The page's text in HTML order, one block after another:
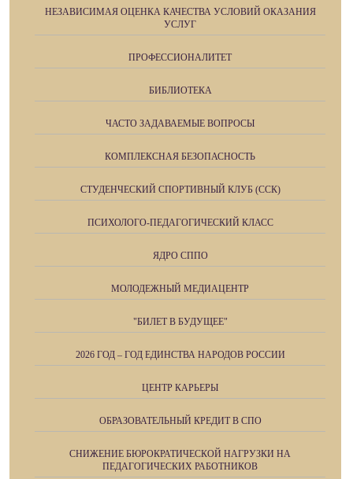
НЕЗАВИСИМАЯ ОЦЕНКА КАЧЕСТВА УСЛОВИЙ ОКАЗАНИЯ
УСЛУГ
ПРОФЕССИОНАЛИТЕТ
БИБЛИОТЕКА
ЧАСТО ЗАДАВАЕМЫЕ ВОПРОСЫ
КОМПЛЕКСНАЯ БЕЗОПАСНОСТЬ
СТУДЕНЧЕСКИЙ СПОРТИВНЫЙ КЛУБ (ССК)
ПСИХОЛОГО-ПЕДАГОГИЧЕСКИЙ КЛАСС
ЯДРО СППО
МОЛОДЕЖНЫЙ МЕДИАЦЕНТР
"БИЛЕТ В БУДУЩЕЕ"
2026 ГОД – ГОД ЕДИНСТВА НАРОДОВ РОССИИ
ЦЕНТР КАРЬЕРЫ
ОБРАЗОВАТЕЛЬНЫЙ КРЕДИТ В СПО
СНИЖЕНИЕ БЮРОКРАТИЧЕСКОЙ НАГРУЗКИ НА
ПЕДАГОГИЧЕСКИХ РАБОТНИКОВ